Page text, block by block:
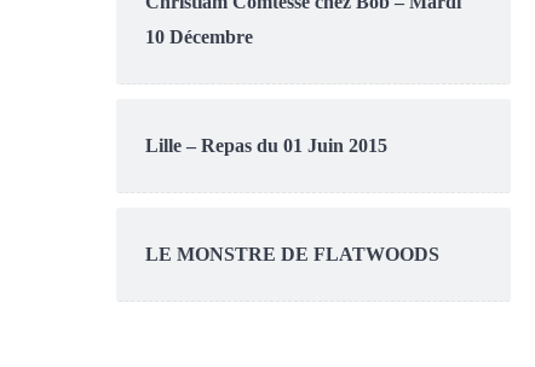
10 Décembre
Lille – Repas du 01 Juin 2015
LE MONSTRE DE FLATWOODS